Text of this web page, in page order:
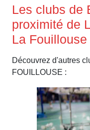
Les clubs de
proximité de
La Fouillouse
Découvrez d'autres
FOUILLOUSE :